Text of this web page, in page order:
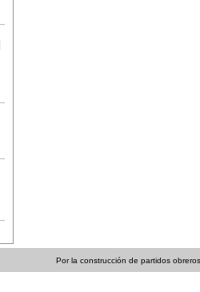
Por la construcción de partidos